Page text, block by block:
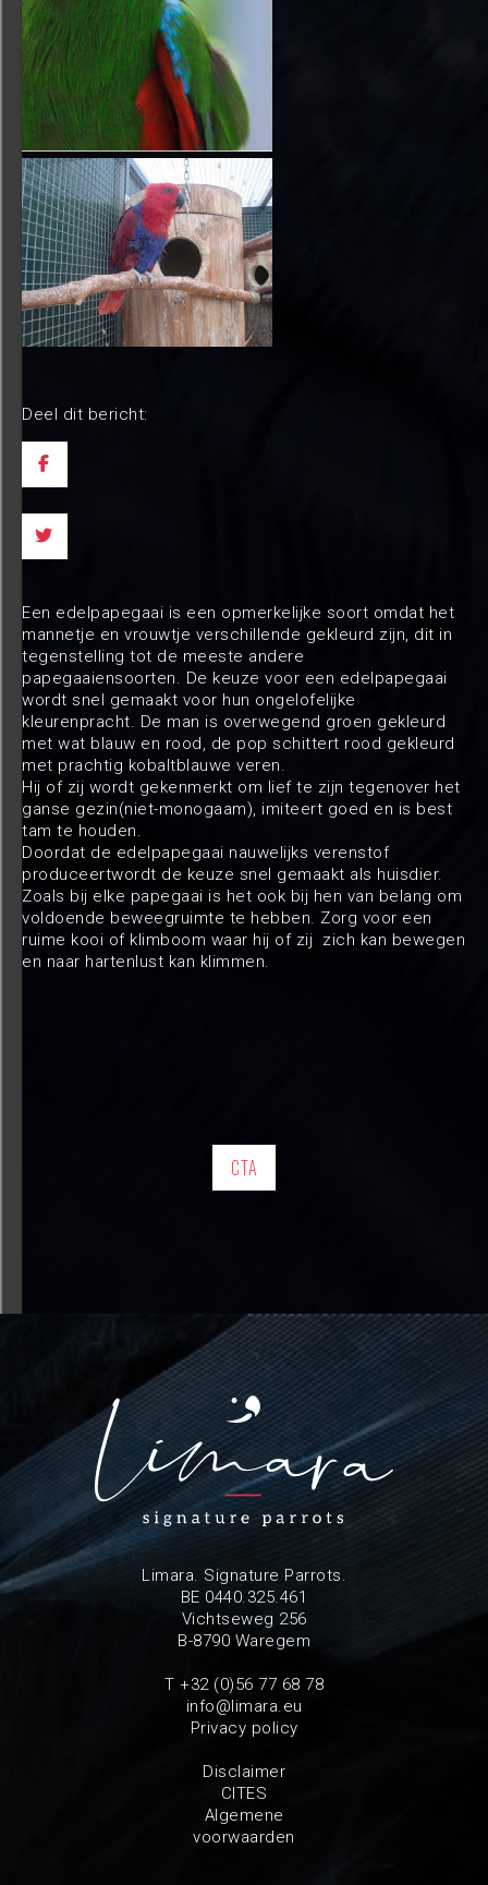
Deel dit bericht:
Een edelpapegaai is een opmerkelijke soort omdat het
mannetje en vrouwtje verschillende gekleurd zijn, dit in
tegenstelling tot de meeste andere
papegaaiensoorten. De keuze voor een edelpapegaai
wordt snel gemaakt voor hun ongelofelijke
kleurenpracht. De man is overwegend groen gekleurd
met wat blauw en rood, de pop schittert rood gekleurd
met prachtig kobaltblauwe veren.
Hij of zij wordt gekenmerkt om lief te zijn tegenover het
ganse gezin(niet-monogaam), imiteert goed en is best
tam te houden.
Doordat de edelpapegaai nauwelijks verenstof
produceertwordt de keuze snel gemaakt als huisdier.
Zoals bij elke papegaai is het ook bij hen van belang om
voldoende beweegruimte te hebben. Zorg voor een
ruime kooi of klimboom waar hij of zij zich kan bewegen
en naar hartenlust kan klimmen.
CTA
Limara. Signature Parrots.
BE 0440.325.461
Vichtseweg 256
B-8790 Waregem
T +32 (0)56 77 68 78
info@limara.eu
Privacy policy
Disclaimer
CITES
Algemene
voorwaarden